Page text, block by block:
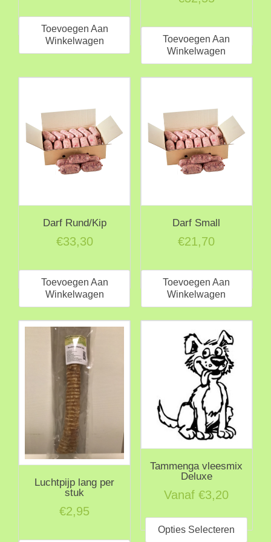
Toevoegen Aan
Winkelwagen
Toevoegen Aan
Winkelwagen
Darf Rund/Kip
€33,30
Toevoegen Aan
Winkelwagen
Darf Small
€21,70
Toevoegen Aan
Winkelwagen
Luchtpijp lang per
stuk
€2,95
Tammenga vleesmix
Deluxe
Vanaf €3,20
Opties Selecteren